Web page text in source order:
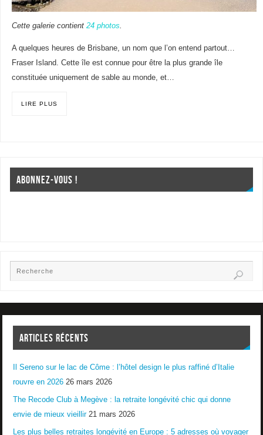
Cette galerie contient 24 photos
A quelques heures de Brisbane, un nom que l’on entend partout…
Fraser Island. Cette île est connue pour être la plus grande île
constituée uniquement de sable au monde, et…
LIRE PLUS
ABONNEZ-VOUS !
ARTICLES RÉCENTS
Il Sereno sur le lac de Côme : l’hôtel design le plus raffiné d’Italie
rouvre en 2026 26 mars 2026
The Recode Club à Megève : la retraite longévité chic qui donne
envie de mieux vieillir 21 mars 2026
Les plus belles retraites longévité en Europe : 5 adresses où voyager